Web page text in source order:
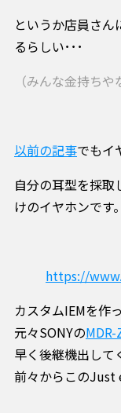
というか店員さ
るらしい･･･
（みんな金持ちや
以前の記事でもイ
自分の耳型を採取
けのイヤホンです。
https://
カスタムIEMを作
元々SONYの
早く後継機出して
前々からこのJust